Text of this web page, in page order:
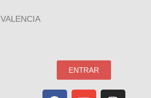
VALENCIA
ENTRAR